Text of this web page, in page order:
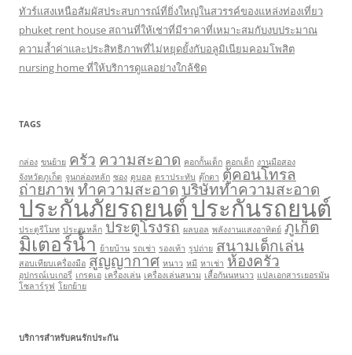
ทัวร์แสงเหนือสัมผัสประสบการณ์ที่ยิ่งใหญ่ในสวรรค์ของแหล่งท่องเที่ยว
phuket rent house สถานที่ให้เช่าที่มีราคาที่เหมาะสมกับงบประมาณ
ความล้ำค่าและประสิทธิภาพที่ไม่หยุดยั้งกับอลูมิเนียมคอมโพสิต
nursing home ที่ให้บริการดูแลอย่างใกล้ชิด
TAGS
กล่อง ขนย้าย ครัว ความสะอาด คอกกั้นเด็ก คอกเด็ก งานมือสอง
จังหวัดภูเก็ต จูนกล่องหลัก ซอง ดูบอล ตราประทับ ตุ๊กตา ตู้คอนโทรล
ถ่ายภาพทำความสะอาดบริษัททำความสะอาด
ประกันภัยรถยนต์ประกันรถยนต์
ประตูรีโมท ประตูเหล็ก ประตูโรงรถ ผลบอล พลังงานแสงอาทิตย์ ภูเก็ต
มิเตอร์น้ำ ย้ายบ้าน รถเช่า รองเท้า รูปถ่าย สนามเด็กเล่น
สอบเทียบเครื่องมือ สูญญากาศ หนาว หมี หาเช่า ห้องครัว
อุปกรณ์เบเกอรี่ เกรดเอ เครื่องเล่น เครื่องเล่นสนาม เสื้อกันนหนาว แปลเอกสารเยอรมัน
โซลาร์รูฟ โยกย้าย
บริการสำหรับคนรักประกัน